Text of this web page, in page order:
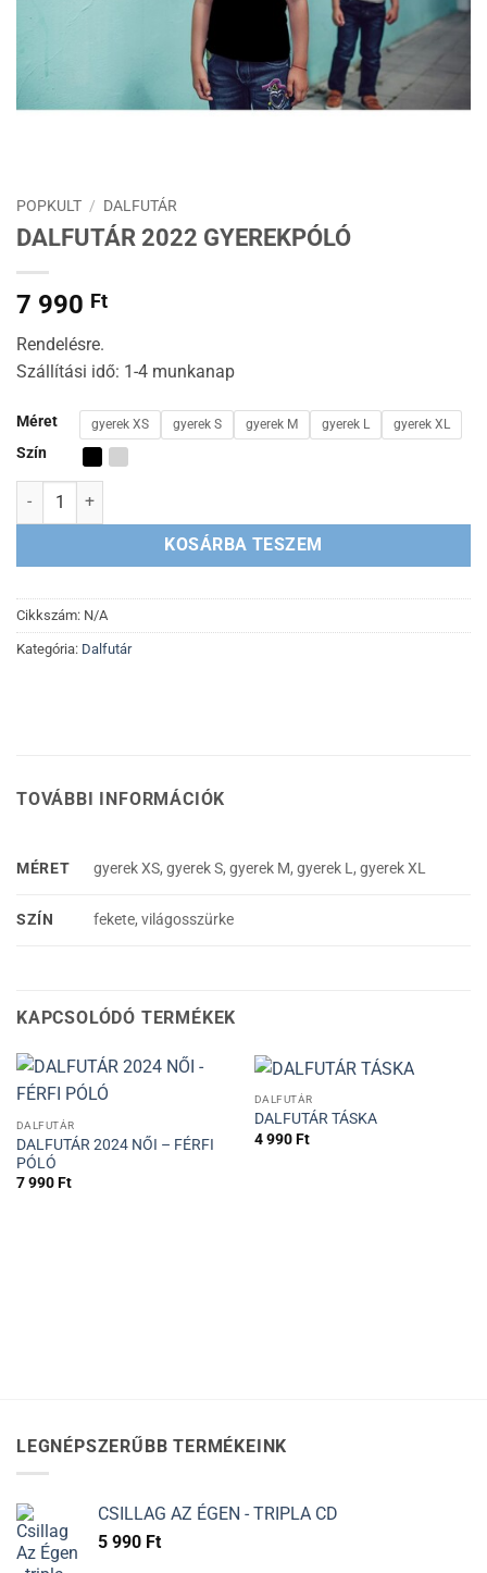
POPKULT / DALFUTÁR
DALFUTÁR 2022 GYEREKPÓLÓ
7 990 Ft
Rendelésre.
Szállítási idő: 1-4 munkanap
Méret gyerek XS gyerek S gyerek M gyerek L gyerek XL
Szín
DALFUTÁR 2022 GYEREKPÓLÓ mennyiség
KOSÁRBA TESZEM
Cikkszám: N/A
Kategória: Dalfutár
TOVÁBBI INFORMÁCIÓK
MÉRET gyerek XS, gyerek S, gyerek M, gyerek L, gyerek XL
SZÍN fekete, világosszürke
KAPCSOLÓDÓ TERMÉKEK
DALFUTÁR
DALFUTÁR 2024 NŐI – FÉRFI
PÓLÓ
7 990Ft
DALFUTÁR
DALFUTÁR TÁSKA
4 990Ft
LEGNÉPSZERŰBB TERMÉKEINK
CSILLAG AZ ÉGEN - TRIPLA CD
5 990 Ft